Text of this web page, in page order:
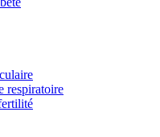
respiratoire